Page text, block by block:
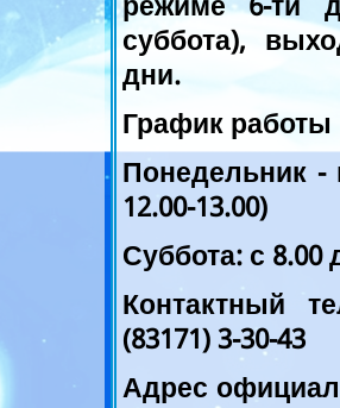
суббота),
дни.
График
Понедельник -
12.00-13.00)
Суббота: с 8.00
Контактный
(83171) 3-30-43
Адрес